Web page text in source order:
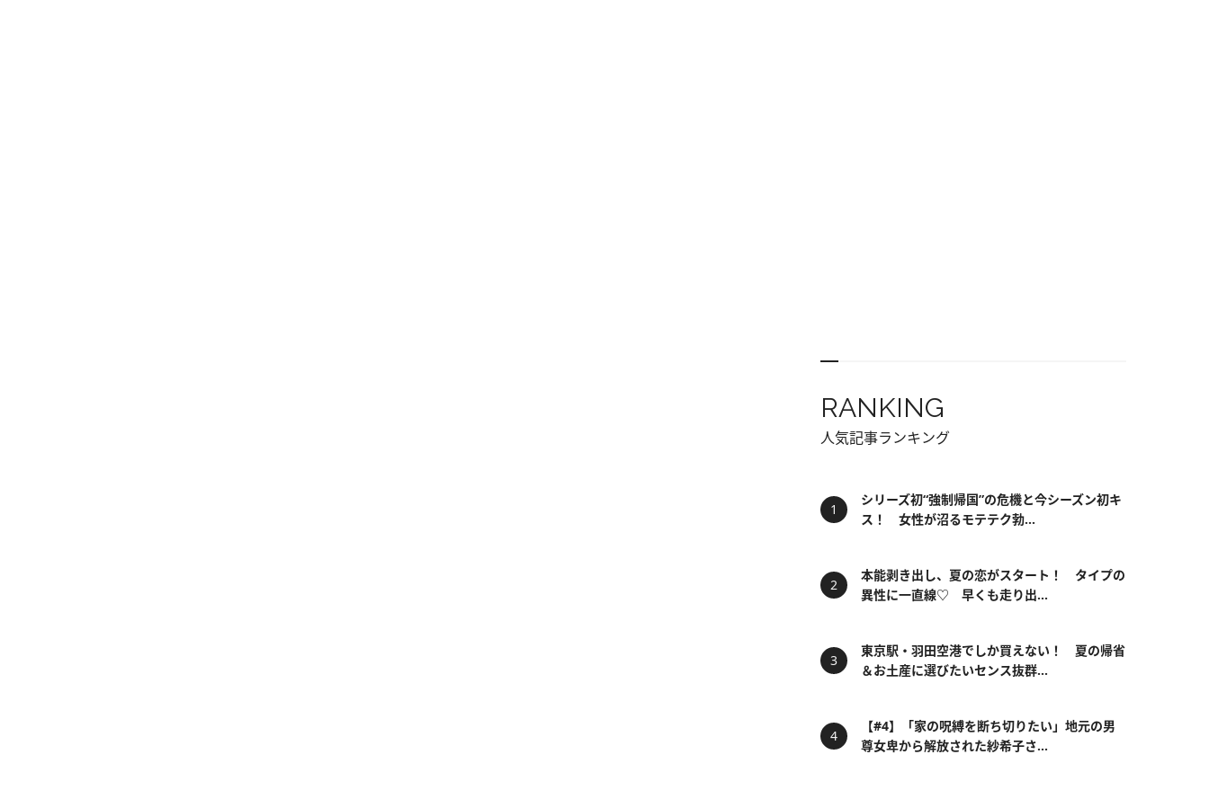
RANKING
人気記事ランキング
シリーズ初“強制帰国”の危機と今シーズン初キ
ス！ 女性が沼るモテテク勃...
本能剥き出し、夏の恋がスタート！ タイプの
異性に一直線♡ 早くも走り出...
東京駅・羽田空港でしか買えない！ 夏の帰省
＆お土産に選びたいセンス抜群...
【#4】「家の呪縛を断ち切りたい」地元の男
尊女卑から解放された紗希子さ...